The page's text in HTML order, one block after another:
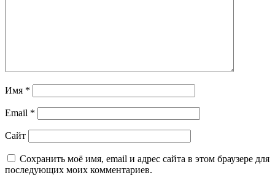
Имя *
Email *
Сайт
Сохранить моё имя, email и адрес сайта в этом браузере для
последующих моих комментариев.